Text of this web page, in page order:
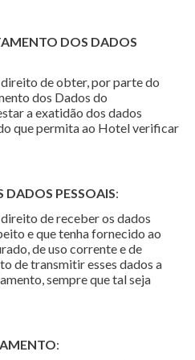
DOS DADOS
de obter, por parte do
dos Dados do
a exatidão dos dados
que permita ao Hotel verificar
DADOS PESSOAIS:
de receber os dados
e que tenha fornecido ao
de uso corrente e de
de transmitir esses dados a
sempre que tal seja
: